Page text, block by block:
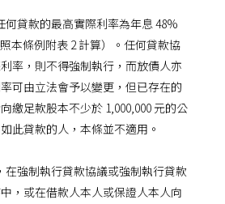
何貸款的最高實際利率為年息 48%
本條例附表 2 計算）。任何貸款協
率，則不得強制執行，而放債人亦
可由立法會予以變更，但已存在的
繳足款股本不少於 1,000,000 元的公
此貸款的人，本條並不適用。
在強制執行貸款協議或強制執行貸款
，或在借款人本人或保證人本人向